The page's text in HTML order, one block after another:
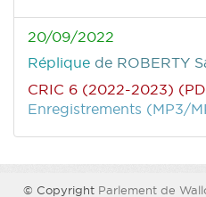
20/09/2022
Réplique de ROBERTY
CRIC 6 (2022-2023)
Enregistrements (MP3/
© Copyright Parlement de